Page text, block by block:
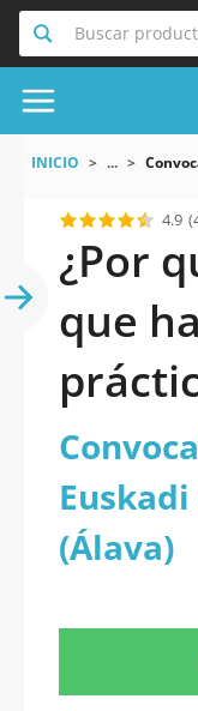
Buscar
INICIO ...
4.9
¿Por
que
en
(Álava)